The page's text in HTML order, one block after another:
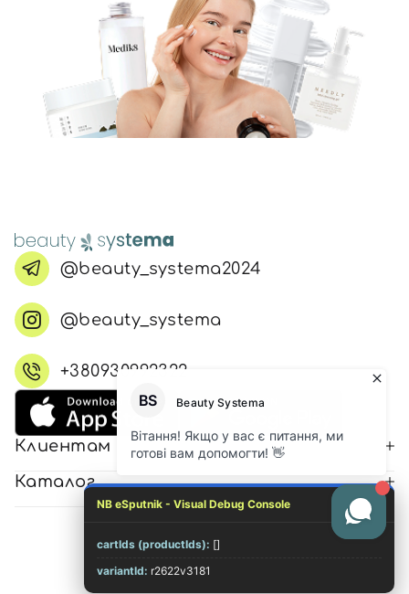
@beauty_systema2024
@beauty_systema
+380930992322
Клиентам
Каталог
© 2026 Все права защищены
NB eSputnik - Visual Debug Console
cartIds (productIds): []
variantId: r2622v3181